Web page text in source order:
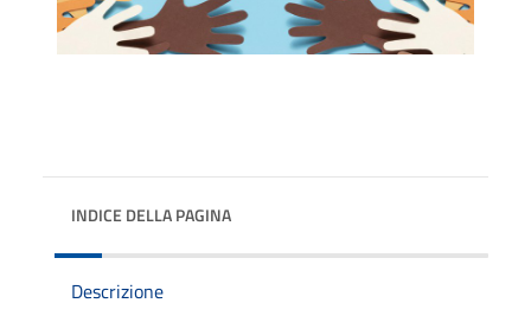
INDICE DELLA PAGINA
Descrizione